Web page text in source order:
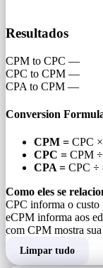
Resultados
CPM to CPC —
CPC to CPM —
CPA to CPM —
Conversion
CPM = CPC
CPC = CPM
CPA = CPC ÷
Como eles se
CPC informa o custo
eCPM informa aos
com CPM mostra
Limpar tudo